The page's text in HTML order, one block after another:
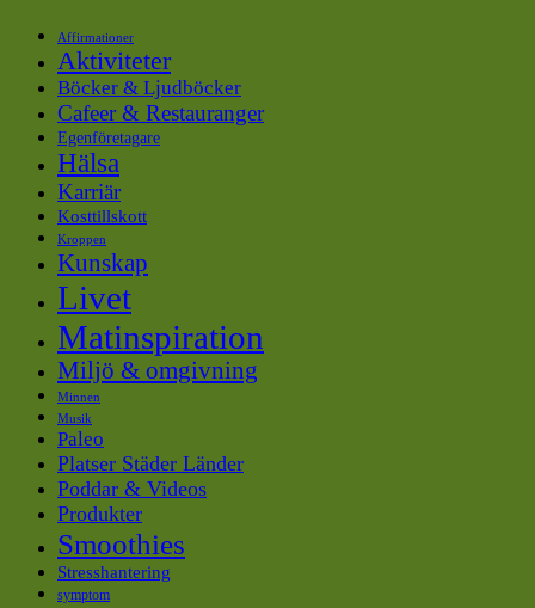
Affirmationer
Aktiviteter
Böcker & Ljudböcker
Cafeer & Restauranger
Egenföretagare
Hälsa
Karriär
Kosttillskott
Kroppen
Kunskap
Livet
Matinspiration
Miljö & omgivning
Minnen
Musik
Paleo
Platser Städer Länder
Poddar & Videos
Produkter
Smoothies
Stresshantering
symptom